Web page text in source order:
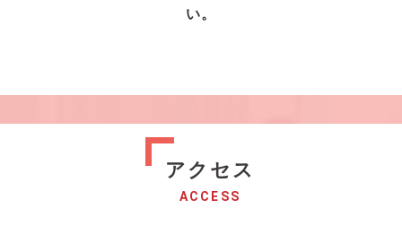
い。
アクセス
ACCESS